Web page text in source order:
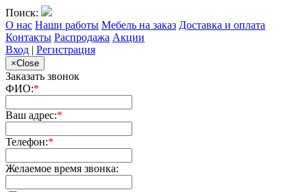
Поиск:
О нас Наши работы Мебель на заказ Доставка и оплата
Контакты Распродажа Акции
Вход | Регистрация
×Close
Заказать звонок
ФИО:*
Ваш адрес:*
Телефон:*
Желаемое время звонка: